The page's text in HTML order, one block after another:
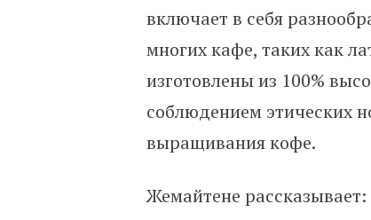
включает в себя
многих кафе, таких как
изготовлены из 100%
соблюдением этических
выращивания кофе.
Жемайтене